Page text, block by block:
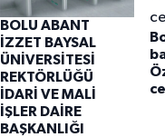
BOLU ABANT
İZZET BAYSAL
ÜNİVERSİTESİ
REKTÖRLÜĞÜ
İDARİ VE MALİ
İŞLER DAİRE
BAŞKANLIĞI